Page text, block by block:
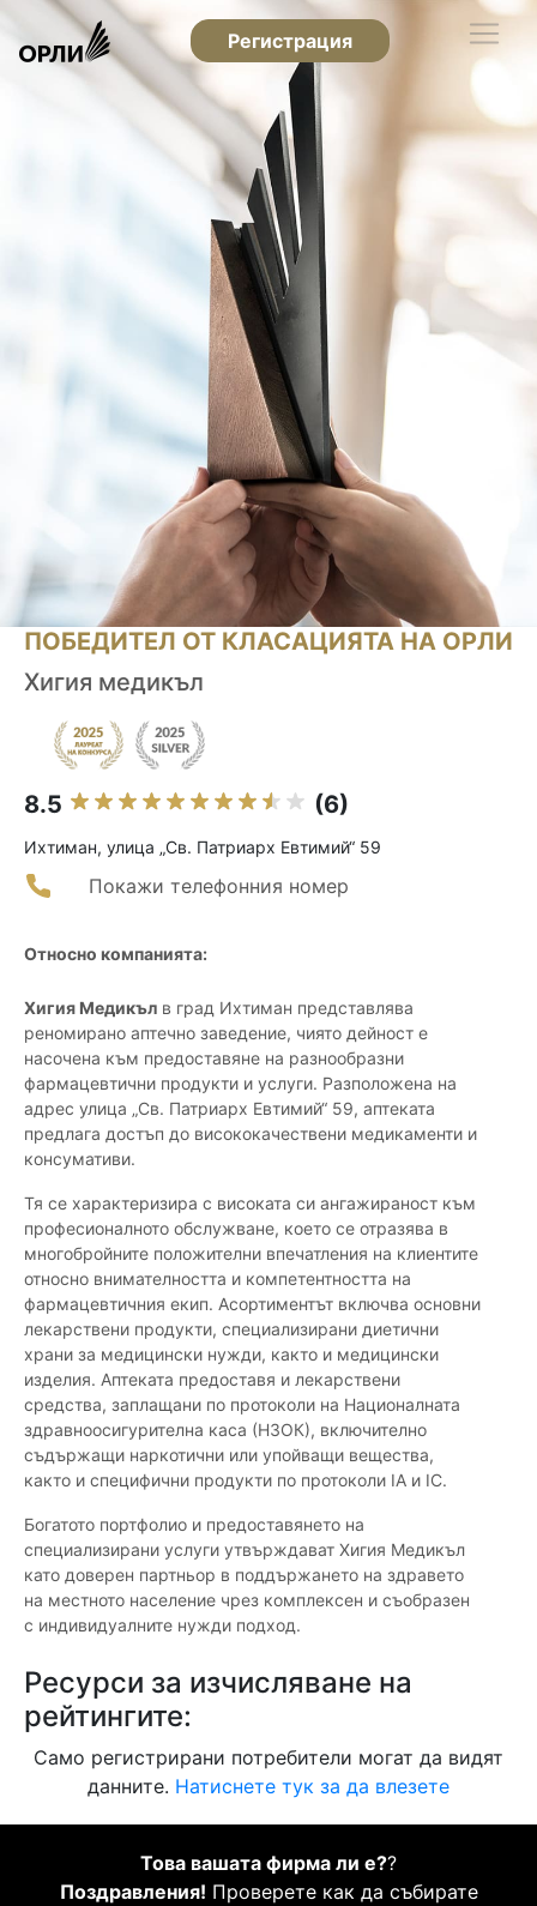
Регистрация
ПОБЕДИТЕЛ ОТ КЛАСАЦИЯТА НА ОРЛИ
Хигия медикъл
8.5 (6)
Ихтиман, улица „Св. Патриарх Евтимий“ 59
Покажи телефонния номер
Относно компанията:
Хигия Медикъл в град Ихтиман представлява
реномирано аптечно заведение, чиято дейност е
насочена към предоставяне на разнообразни
фармацевтични продукти и услуги. Разположена на
адрес улица „Св. Патриарх Евтимий“ 59, аптеката
предлага достъп до висококачествени медикаменти и
консумативи.
Тя се характеризира с високата си ангажираност към
професионалното обслужване, което се отразява в
многобройните положителни впечатления на клиентите
относно внимателността и компетентността на
фармацевтичния екип. Асортиментът включва основни
лекарствени продукти, специализирани диетични
храни за медицински нужди, както и медицински
изделия. Аптеката предоставя и лекарствени
средства, заплащани по протоколи на Националната
здравноосигурителна каса (НЗОК), включително
съдържащи наркотични или упойващи вещества,
както и специфични продукти по протоколи IА и IС.
Богатото портфолио и предоставянето на
специализирани услуги утвърждават Хигия Медикъл
като доверен партньор в поддържането на здравето
на местното население чрез комплексен и съобразен
с индивидуалните нужди подход.
Ресурси за изчисляване на
рейтингите:
Само регистрирани потребители могат да видят
данните. Натиснете тук за да влезете
Това вашата фирма ли е??
Поздравления! Проверете как да събирате